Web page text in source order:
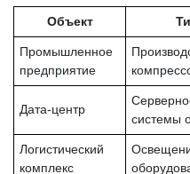
Объект
Промышленное
предприятие
Дата-центр
системы
Логистический
комплекс